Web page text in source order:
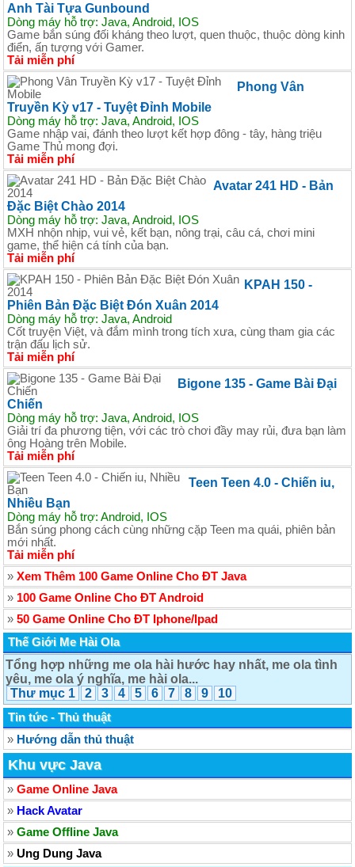
Anh Tài Tựa Gunbound
Dòng máy hỗ trợ: Java, Android, IOS
Game bắn súng đối kháng theo lượt, quen thuộc, thuộc dòng kinh
điển, ấn tượng với Gamer.
Tải miễn phí
Phong Vân
Truyền Kỳ v17 - Tuyệt Đỉnh Mobile
Dòng máy hỗ trợ: Java, Android, IOS
Game nhập vai, đánh theo lượt kết hợp đông - tây, hàng triệu
Game Thủ mong đợi.
Tải miễn phí
Avatar 241 HD - Bản
Đặc Biệt Chào 2014
Dòng máy hỗ trợ: Java, Android, IOS
MXH nhộn nhịp, vui vẻ, kết bạn, nông trại, câu cá, chơi mini
game, thể hiện cá tính của bạn.
Tải miễn phí
KPAH 150 -
Phiên Bản Đặc Biệt Đón Xuân 2014
Dòng máy hỗ trợ: Java, Android
Cốt truyện Việt, và đắm mình trong tích xưa, cùng tham gia các
trận đấu lịch sử.
Tải miễn phí
Bigone 135 - Game Bài Đại
Chiến
Dòng máy hỗ trợ: Java, Android, IOS
Giải trí đa phương tiện, với các trò chơi đầy may rủi, đưa bạn làm
ông Hoàng trên Mobile.
Tải miễn phí
Teen Teen 4.0 - Chiến iu,
Nhiều Bạn
Dòng máy hỗ trợ: Android, IOS
Bắn súng phong cách cùng những cặp Teen ma quái, phiên bản
mới nhất.
Tải miễn phí
» Xem Thêm 100 Game Online Cho ĐT Java
» 100 Game Online Cho ĐT Android
» 50 Game Online Cho ĐT Iphone/Ipad
Thế Giới Me Hài Ola
Tổng hợp những me ola hài hước hay nhất, me ola tình
yêu, me ola ý nghĩa, me hài ola...
Thư mục 1
2 3 4 5 6 7 8 9 10
Tin tức - Thủ thuật
» Hướng dẫn thủ thuật
Khu vực Java
» Game Online Java
» Hack Avatar
» Game Offline Java
» Ung Dung Java